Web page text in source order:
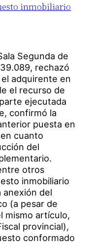
inmobiliario
Segunda de
rechazó
adquirente en
el recurso de
ejecutada
confirmó la
puesta en
cuanto
del
otros
inmobiliario
anexión del
(a pesar de
mismo artículo,
provincial),
conformado